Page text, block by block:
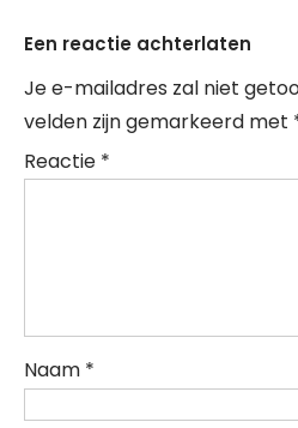
Een reactie achterlaten
Je e-mailadres zal niet
velden zijn gemarkeerd met
Reactie *
Naam *